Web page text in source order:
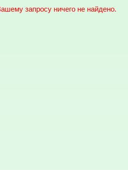
запросу ничего не найдено.